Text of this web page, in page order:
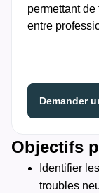
Objectifs
Identifier
troubles
permettant
entre
Demander